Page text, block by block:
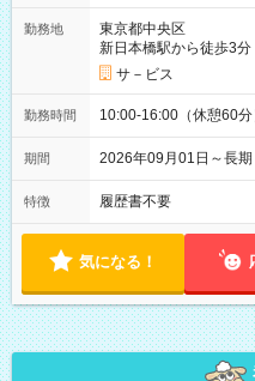
勤務地
東京都中央区
新日本橋駅から徒歩3分
サ－ビス
勤務時間 10:00-16:00（休憩60分
期間 2026年09月01日～長
特徴 履歴書不要
気になる！